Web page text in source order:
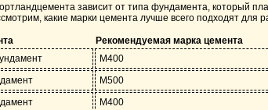
зависит от типа фундамента, который
какие марки цемента лучше всего подходят для
Рекомендуемая марка цемента
М400
М500
М400